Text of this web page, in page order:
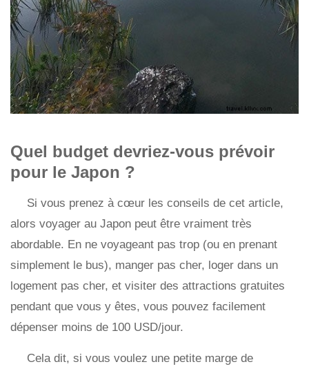
Quel budget devriez-vous prévoir
pour le Japon ?
Si vous prenez à cœur les conseils de cet article,
alors voyager au Japon peut être vraiment très
abordable. En ne voyageant pas trop (ou en prenant
simplement le bus), manger pas cher, loger dans un
logement pas cher, et visiter des attractions gratuites
pendant que vous y êtes, vous pouvez facilement
dépenser moins de 100 USD/jour.
Cela dit, si vous voulez une petite marge de